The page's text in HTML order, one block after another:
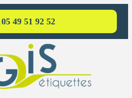
05 49 51 92 52